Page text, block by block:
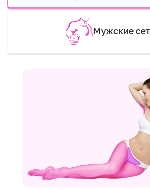
Мужские